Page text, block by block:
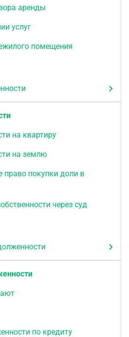
аренды
услуг
помещения
на квартиру
на землю
право покупки доли в
через суд
по кредиту